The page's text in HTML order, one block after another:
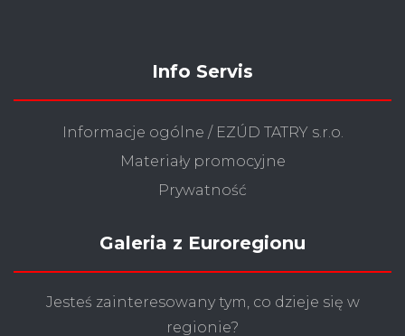
Info Servis
Informacje ogólne / EZÚD TATRY s.r.o.
Materiały promocyjne
Prywatność
Galeria z Euroregionu
Jesteś zainteresowany tym, co dzieje się w
regionie?